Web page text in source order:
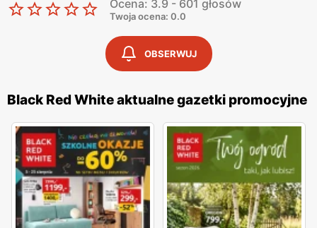
swojej działalności na rynku Polskim jest bardzo ceniona i
lubiana przez użytkowników.
Black Red White - cała gama artykułów dla domu
dla rynku polskiego już ponad 25 lat. W swojej ofercie BRW
posiada nie tylko kanapy czy krzesła, lecz również
przedstawia ona całą gamę sztućców, talerzyków,
garnków. Firma charakteryzuje się konkurencyjnymi
cenami oraz wysoką jakością produktów.
Black Red White promocje i okazje cenowe na co dzień
Ocena: 3.9 - 601 głosów
Twoja ocena: 0.0
OBSERWUJ
Black Red White aktualne gazetki promocyjne